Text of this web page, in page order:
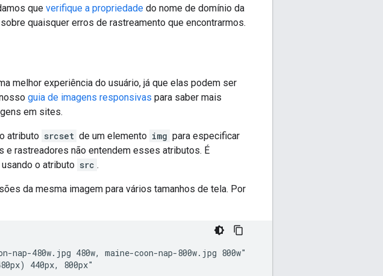
que verifique a propriedade do nome de domínio da
quaisquer erros de rastreamento que encontrarmos.
melhor experiência do usuário, já que elas podem ser
guia de imagens responsivas para saber mais
em sites.
atributo srcset de um elemento img para especificar
e rastreadores não entendem esses atributos. É
o atributo src .
da mesma imagem para vários tamanhos de tela. Por
nap-480w.jpg 480w, maine-coon-nap-800w.jpg 800w"
440px, 800px"